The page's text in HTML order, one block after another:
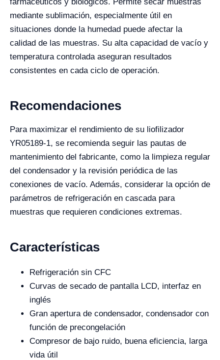
mediante sublimación, especialmente útil en
situaciones donde la humedad puede afectar la
calidad de las muestras. Su alta capacidad de vacío y
temperatura controlada aseguran resultados
consistentes en cada ciclo de operación.
Recomendaciones
Para maximizar el rendimiento de su liofilizador
YR05189-1, se recomienda seguir las pautas de
mantenimiento del fabricante, como la limpieza regular
del condensador y la revisión periódica de las
conexiones de vacío. Además, considerar la opción de
parámetros de refrigeración en cascada para
muestras que requieren condiciones extremas.
Características
Refrigeración sin CFC
Curvas de secado de pantalla LCD, interfaz en
inglés
Gran apertura de condensador, condensador con
función de precongelación
Compresor de bajo ruido, buena eficiencia, larga
vida útil